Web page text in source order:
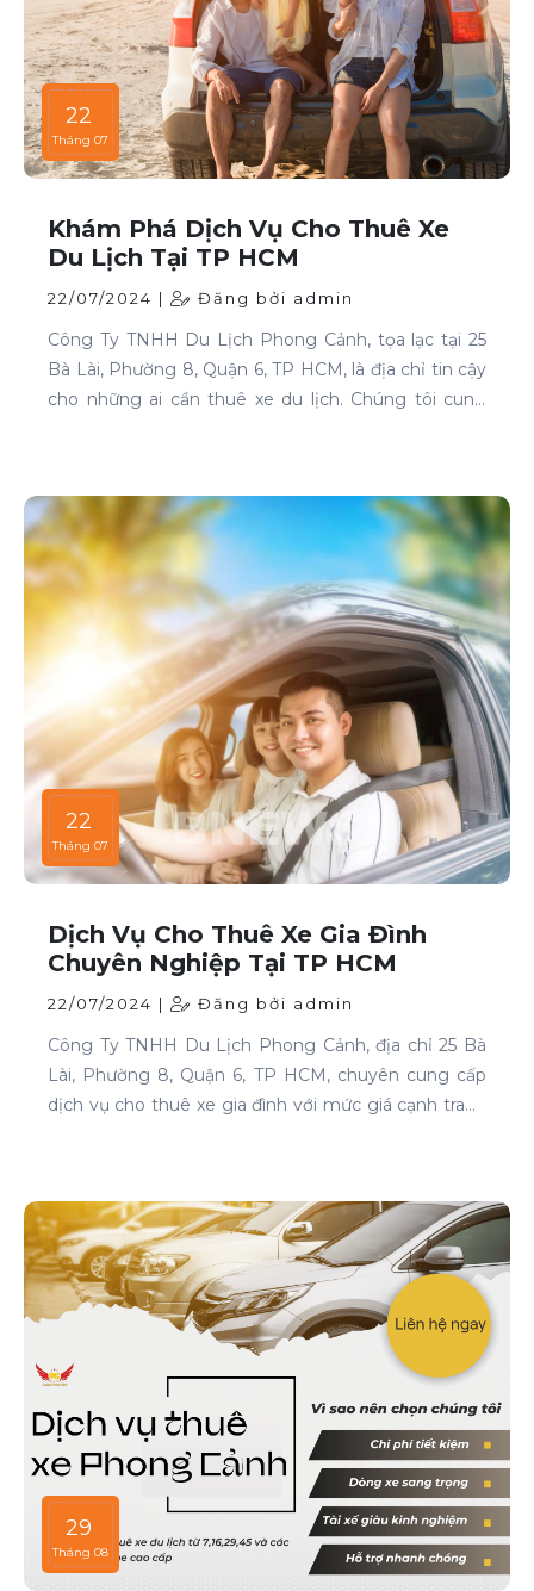
22
Tháng 07
Khám Phá Dịch Vụ Cho Thuê Xe
Du Lịch Tại TP HCM
22/07/2024 | Đăng bởi admin
Công Ty TNHH Du Lịch Phong Cảnh, tọa lạc tại 25
Bà Lài, Phường 8, Quận 6, TP HCM, là địa chỉ tin cậy
cho những ai cần thuê xe du lịch. Chúng tôi cung
22
Tháng 07
Dịch Vụ Cho Thuê Xe Gia Đình
Chuyên Nghiệp Tại TP HCM
22/07/2024 | Đăng bởi admin
Công Ty TNHH Du Lịch Phong Cảnh, địa chỉ 25 Bà
Lài, Phường 8, Quận 6, TP HCM, chuyên cung cấp
dịch vụ cho thuê xe gia đình với mức giá cạnh tranh
29
Tháng 08